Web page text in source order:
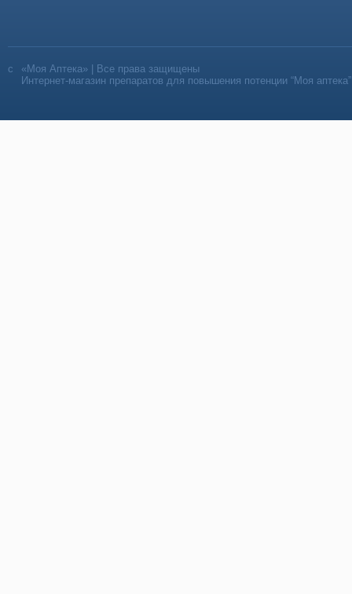
«Моя Аптека» | Все права защищены
Интернет-магазин препаратов для повышения потенции “Моя